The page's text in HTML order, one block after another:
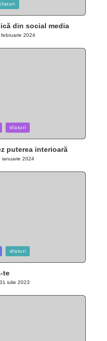
din social media
februarie 2024
sfaturi
puterea interioară
ianuarie 2024
sfaturi
te
31 iulie 2023